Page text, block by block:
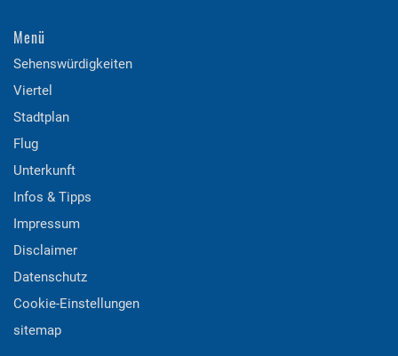
Menü
Sehenswürdigkeiten
Viertel
Stadtplan
Flug
Unterkunft
Infos & Tipps
Impressum
Disclaimer
Datenschutz
Cookie-Einstellungen
sitemap